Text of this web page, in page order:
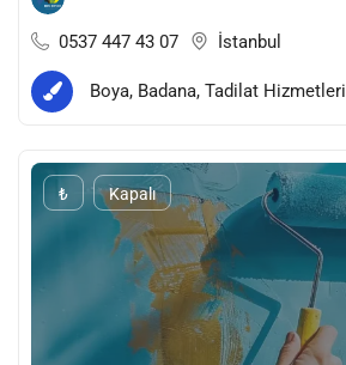
0537 447 43 07 İstanbul
Boya, Badana, Tadilat Hizmetleri
₺ Kapalı